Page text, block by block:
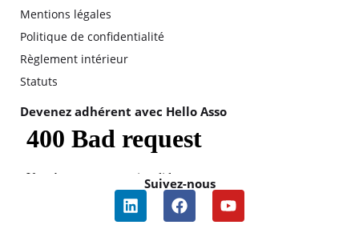
Mentions légales
Politique de confidentialité
Règlement intérieur
Statuts
Devenez adhérent avec Hello Asso
Suivez-nous